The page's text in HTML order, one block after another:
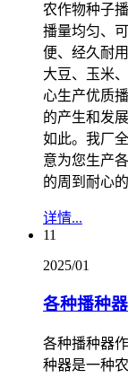
农作物种子
播量均匀、
便、经久耐
大豆、玉米
心生产优质
的产生和发
如此。我厂
意为您生产
的周到耐心
详情...
11
2025/01
各种播种
各种播种器
种器是一种